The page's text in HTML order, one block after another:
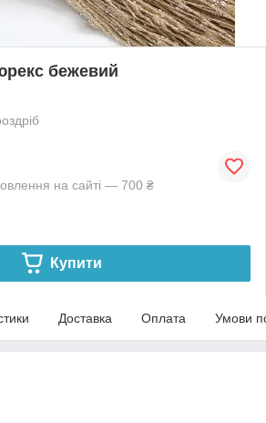
бежевий
на сайті — 700 ₴
Купити
Доставка Оплата Умови